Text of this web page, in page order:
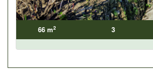
66 m2 3